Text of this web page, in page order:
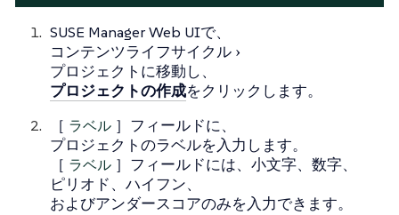
SUSE Manager Web UIで、
コンテンツライフサイクル
プロジェクト に移動し、
プロジェクトの作成をクリックします。
［ ラベル ］フィールドに、
プロジェクトのラベルを入力します。
［ ラベル ］フィールドには、小文字、数字、
ピリオド、ハイフン、
およびアンダースコアのみを入力できます。